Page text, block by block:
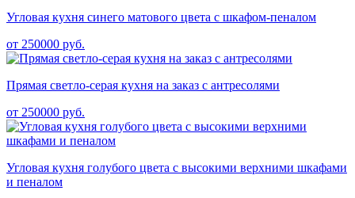
Угловая кухня синего матового цвета с шкафом-пеналом
от 250000 руб.
Прямая светло-серая кухня на заказ с антресолями
от 250000 руб.
Угловая кухня голубого цвета с высокими верхними шкафами
и пеналом